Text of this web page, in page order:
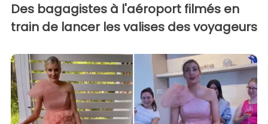
Des bagagistes à l'aéroport filmés en
train de lancer les valises des voyageurs